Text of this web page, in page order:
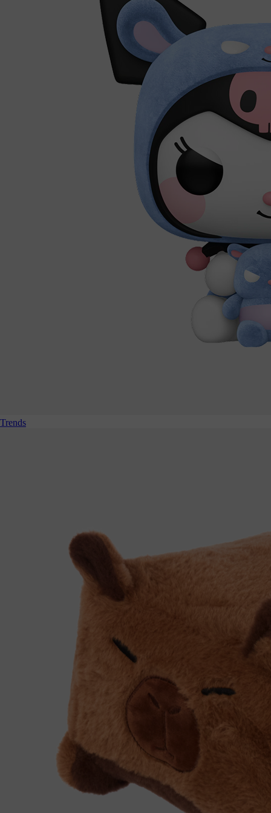
Trends